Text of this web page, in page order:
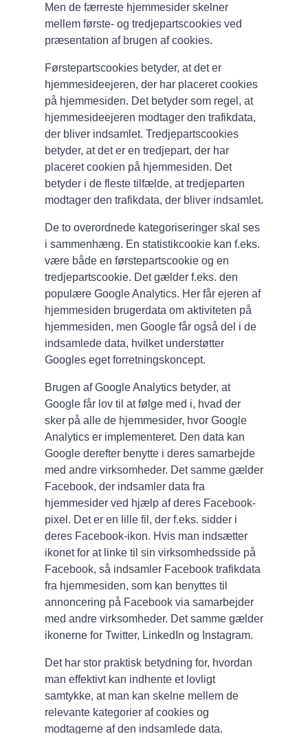
Men de færreste hjemmesider skelner
mellem første- og tredjepartscookies ved
præsentation af brugen af cookies.
Førstepartscookies betyder, at det er
hjemmesideejeren, der har placeret cookies
på hjemmesiden. Det betyder som regel, at
hjemmesideejeren modtager den trafikdata,
der bliver indsamlet. Tredjepartscookies
betyder, at det er en tredjepart, der har
placeret cookien på hjemmesiden. Det
betyder i de fleste tilfælde, at tredjeparten
modtager den trafikdata, der bliver indsamlet.
De to overordnede kategoriseringer skal ses
i sammenhæng. En statistikcookie kan f.eks.
være både en førstepartscookie og en
tredjepartscookie. Det gælder f.eks. den
populære Google Analytics. Her får ejeren af
hjemmesiden brugerdata om aktiviteten på
hjemmesiden, men Google får også del i de
indsamlede data, hvilket understøtter
Googles eget forretningskoncept.
Brugen af Google Analytics betyder, at
Google får lov til at følge med i, hvad der
sker på alle de hjemmesider, hvor Google
Analytics er implementeret. Den data kan
Google derefter benytte i deres samarbejde
med andre virksomheder. Det samme gælder
Facebook, der indsamler data fra
hjemmesider ved hjælp af deres Facebook-
pixel. Det er en lille fil, der f.eks. sidder i
deres Facebook-ikon. Hvis man indsætter
ikonet for at linke til sin virksomhedsside på
Facebook, så indsamler Facebook trafikdata
fra hjemmesiden, som kan benyttes til
annoncering på Facebook via samarbejder
med andre virksomheder. Det samme gælder
ikonerne for Twitter, LinkedIn og Instagram.
Det har stor praktisk betydning for, hvordan
man effektivt kan indhente et lovligt
samtykke, at man kan skelne mellem de
relevante kategorier af cookies og
modtagerne af den indsamlede data.